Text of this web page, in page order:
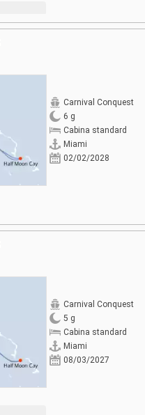
Carnival Conquest
6 g
Cabina standard
Miami
02/02/2028
Carnival Conquest
5 g
Cabina standard
Miami
08/03/2027